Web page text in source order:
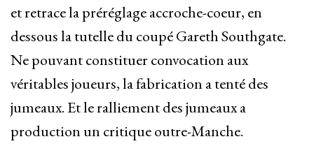
et retrace la préréglage accroche-coeur, en
dessous la tutelle du coupé Gareth Southgate.
Ne pouvant constituer convocation aux
véritables joueurs, la fabrication a tenté des
jumeaux. Et le ralliement des jumeaux a
production un critique outre-Manche.